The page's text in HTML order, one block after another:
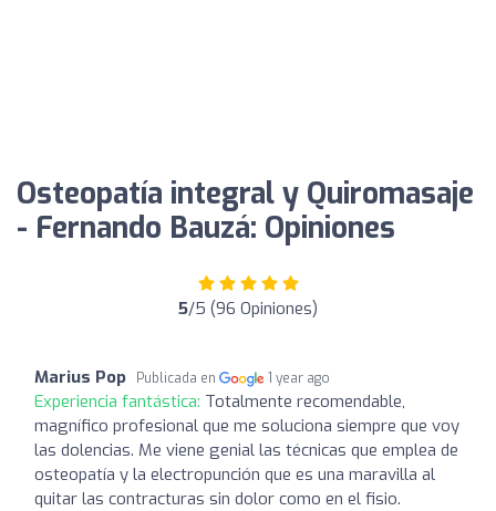
Osteopatía integral y Quiromasaje
- Fernando Bauzá: Opiniones
5/5 (96 Opiniones)
Marius Pop Publicada en 1 year ago
Experiencia fantástica: Totalmente recomendable,
magnífico profesional que me soluciona siempre que voy
las dolencias. Me viene genial las técnicas que emplea de
osteopatía y la electropunción que es una maravilla al
quitar las contracturas sin dolor como en el fisio.